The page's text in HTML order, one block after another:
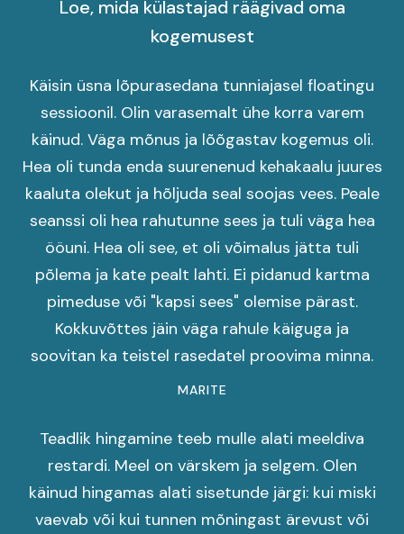
Loe, mida külastajad räägivad oma
kogemusest
Käisin üsna lõpurasedana tunniajasel floatingu
sessioonil. Olin varasemalt ühe korra varem
käinud. Väga mõnus ja lõõgastav kogemus oli.
Hea oli tunda enda suurenenud kehakaalu juures
kaaluta olekut ja hõljuda seal soojas vees. Peale
seanssi oli hea rahutunne sees ja tuli väga hea
ööuni. Hea oli see, et oli võimalus jätta tuli
põlema ja kate pealt lahti. Ei pidanud kartma
pimeduse või "kapsi sees" olemise pärast.
Kokkuvõttes jäin väga rahule käiguga ja
soovitan ka teistel rasedatel proovima minna.
MARITE
Teadlik hingamine teeb mulle alati meeldiva
restardi. Meel on värskem ja selgem. Olen
käinud hingamas alati sisetunde järgi: kui miski
vaevab või kui tunnen mõningast ärevust või